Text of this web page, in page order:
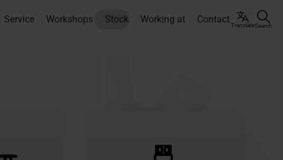
TranslateSearch
Service Workshops Stock Working at Contact